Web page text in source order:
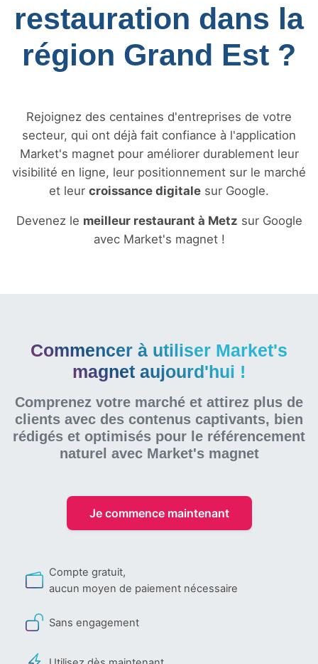
restauration dans la
région Grand Est ?
Rejoignez des centaines d'entreprises de votre
secteur, qui ont déjà fait confiance à l'application
Market's magnet pour améliorer durablement leur
visibilité en ligne, leur positionnement sur le marché
et leur croissance digitale sur Google.
Devenez le meilleur restaurant à Metz sur Google
avec Market's magnet !
Commencer à utiliser Market's
magnet aujourd'hui !
Comprenez votre marché et attirez plus de
clients avec des contenus captivants, bien
rédigés et optimisés pour le référencement
naturel avec Market's magnet
Je commence maintenant
Compte gratuit,
aucun moyen de paiement nécessaire
Sans engagement